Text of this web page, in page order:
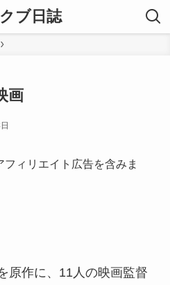
ブ日誌
画
ィリエイト広告を含みま
原作に、11人の映画監督